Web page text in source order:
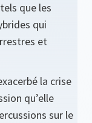
que les
qui
et
la crise
qu’elle
sur le